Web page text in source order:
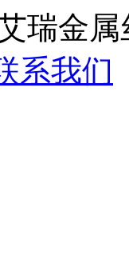
瑞金
系我们